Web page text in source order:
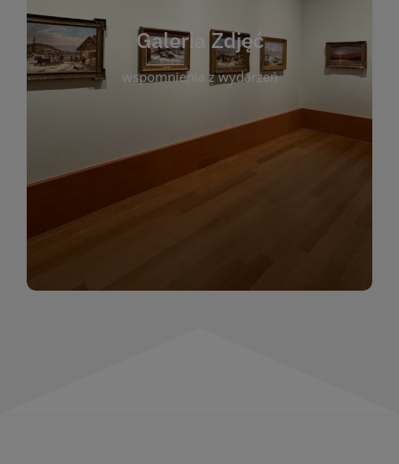
Galeria Zdjęć
wspomnienia z wydarzeń
którym można zobaczyć, jak żyje nasza biblioteka
i jej społeczność. Zdjęcia dokumentują zarówno
uroczyste chwile, jak i codzienne aktywności
czytelników. Regularnie dodajemy nowe galerie,
by każdy mógł powrócić do wyjątkowych
momentów. Zapraszamy do obejrzenia,
wspominania i inspirowania się!